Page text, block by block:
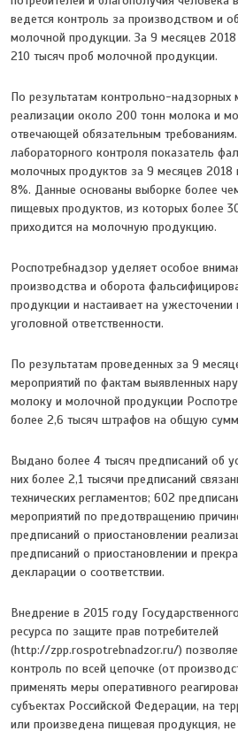
ведется контроль за производством и
молочной продукции. За 9 месяцев
210 тысяч проб молочной продукции.
По результатам контрольно-надзорных
реализации около 200 тонн молока и
отвечающей обязательным
лабораторного контроля показатель
молочных продуктов за 9 месяцев 2018
8%. Данные основаны выборке более
пищевых продуктов, из которых более
приходится на молочную продукцию.
Роспотребнадзор уделяет особое
производства и оборота
продукции и настаивает на
уголовной ответственности.
По результатам проведенных за 9
мероприятий по фактам выявленных
молоку и молочной продукции
более 2,6 тысяч штрафов на общую
Выдано более 4 тысяч предписаний об
них более 2,1 тысячи предписаний
технических регламентов; 602
мероприятий по предотвращению
предписаний о приостановлении
предписаний о приостановлении и
декларации о соответствии.
Внедрение в 2015 году
ресурса по защите прав потребителей
(http://zpp.rospotrebnadzor.ru/)
контроль по всей цепочке (от
применять меры оперативного
субъектах Российской Федерации, на
или произведена пищевая продукция,